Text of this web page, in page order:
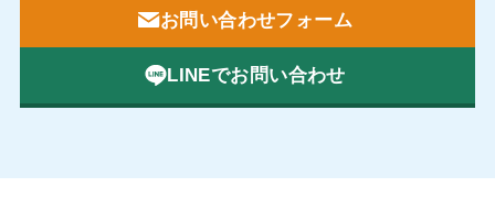
お問い合わせフォーム
LINEでお問い合わせ